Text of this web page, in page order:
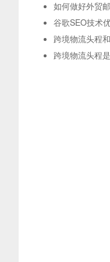
如何做好外贸
谷歌SEO技术
跨境物流头程
跨境物流头程